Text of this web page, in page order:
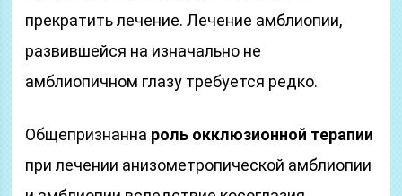
прекратить лечение. Лечение амблиопии,
развившейся на изначально не
амблиопичном глазу требуется редко.
Общепризнанна роль окклюзионной терапии
при лечении анизометропической амблиопии